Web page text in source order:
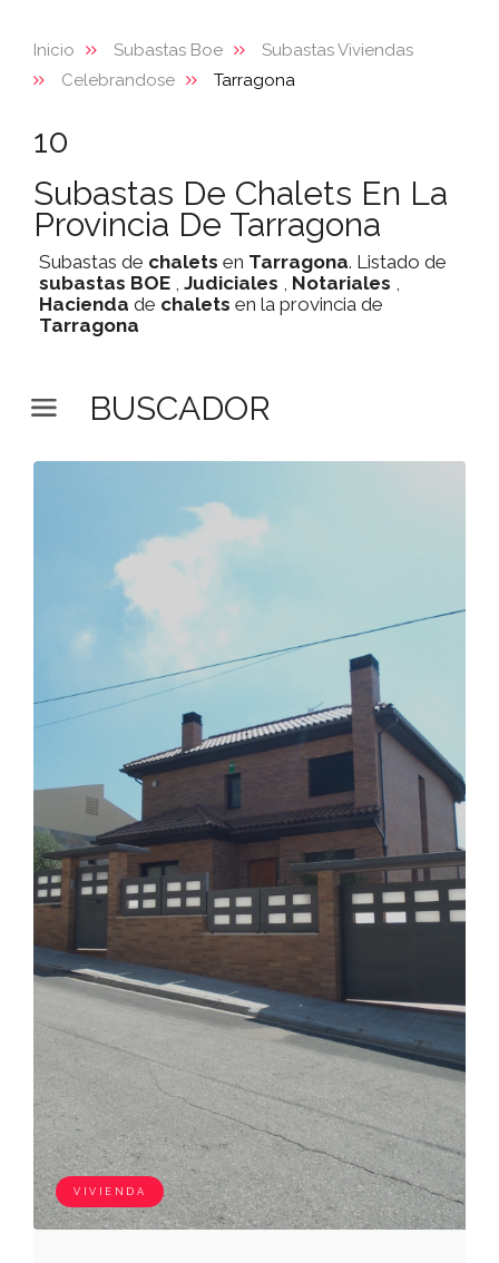
Inicio Subastas Boe
Subastas Viviendas
Celebrandose
Tarragona
10
Subastas De Chalets En La
Provincia De Tarragona
Subastas de chalets en Tarragona. Listado de
subastas BOE , Judiciales , Notariales ,
Hacienda de chalets en la provincia de
Tarragona
BUSCADOR
VIVIENDA